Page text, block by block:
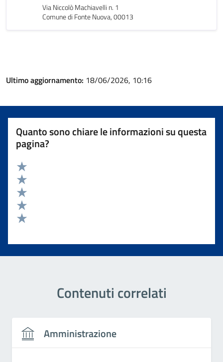
Via Niccolò Machiavelli n. 1
Comune di Fonte Nuova, 00013
Ultimo aggiornamento: 18/06/2026, 10:16
Quanto sono chiare le informazioni su questa
pagina?
Valuta 5 stelle su 5
Valuta 4 stelle su 5
Valuta 3 stelle su 5
Valuta 2 stelle su 5
Contenuti correlati
Amministrazione